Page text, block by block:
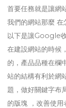
首要任務就是讓網
我們的網站那麼 在
以下是讓Google
在建設網站的時候
的，產品品種在欄
站的結構有利於網
題，做好關鍵字布
的版塊 ，改善使